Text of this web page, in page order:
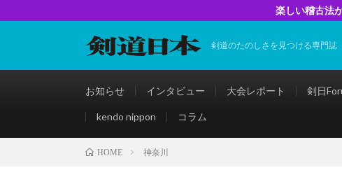
楽しい稽古法
剣道のたのしさを見つける専門誌
お知らせ インタビュー 大会レポート 剣日
kendo nippon コラム
HOME 神奈川